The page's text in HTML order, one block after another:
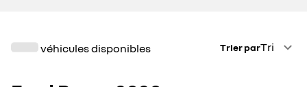
véhicules disponibles Trier parTri